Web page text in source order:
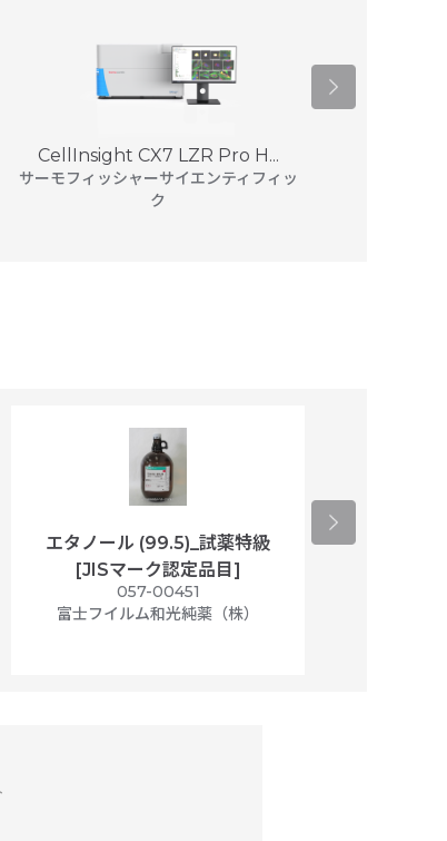
CellInsight CX7 LZR Pro H...
サーモフィッシャーサイエンティフィッ
ク
エタノール (99.5)_試薬特級
[JISマーク認定品目]
057-00451
富士フイルム和光純薬（株）
アセトニト